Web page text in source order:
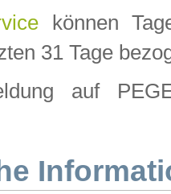
können
31 Tage
auf